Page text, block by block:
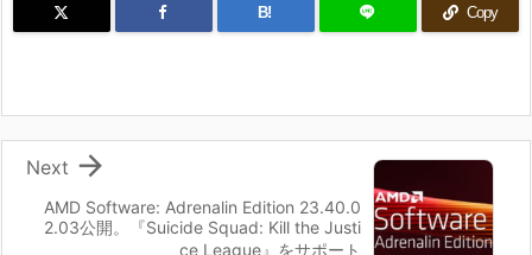
B! Copy
AMD Software: Adrenalin Edition 23.40.0
2.03公開。『Suicide Squad: Kill the Justi
ce League』をサポート

Next